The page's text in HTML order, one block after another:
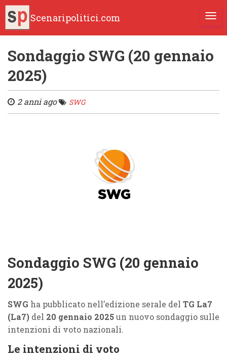
Scenaripolitici.com
Sondaggio SWG (20 gennaio
2025)
2 anni ago SWG
Sondaggio SWG (20 gennaio
2025)
SWG ha pubblicato nell’edizione serale del TG La7
(La7) del 20 gennaio 2025un nuovo sondaggio sulle
intenzioni di voto nazionali.
Le intenzioni di voto